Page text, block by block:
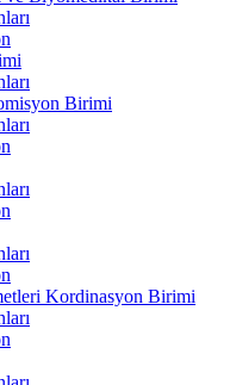
Birimi
Kordinasyon Birimi